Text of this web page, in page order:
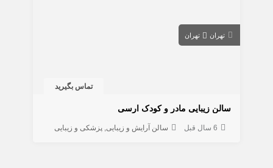
تهران تهران
تماس بگیرید
سالن زیبایی مادر و کودک ارسی
6 سال قبل سالن آرایش و زیبایی پزشکی و زیبایی